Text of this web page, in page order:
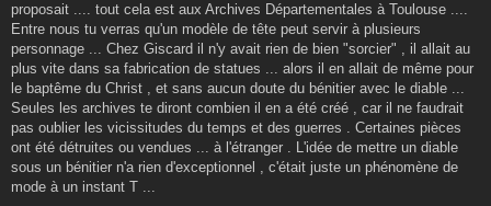
proposait .... tout cela est aux Archives Départementales à Toulouse ....
Entre nous tu verras qu'un modèle de tête peut servir à plusieurs
personnage ... Chez Giscard il n'y avait rien de bien "sorcier" , il allait au
plus vite dans sa fabrication de statues ... alors il en allait de même pour
le baptême du Christ , et sans aucun doute du bénitier avec le diable ...
Seules les archives te diront combien il en a été créé , car il ne faudrait
pas oublier les vicissitudes du temps et des guerres . Certaines pièces
ont été détruites ou vendues ... à l'étranger . L'idée de mettre un diable
sous un bénitier n'a rien d'exceptionnel , c'était juste un phénomène de
mode à un instant T ...